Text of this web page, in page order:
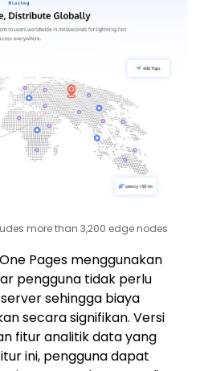
more than 3,200 edge nodes
Pages menggunakan
pengguna tidak perlu
sehingga biaya
secara signifikan. Versi
fitur analitik data yang
ini, pengguna dapat